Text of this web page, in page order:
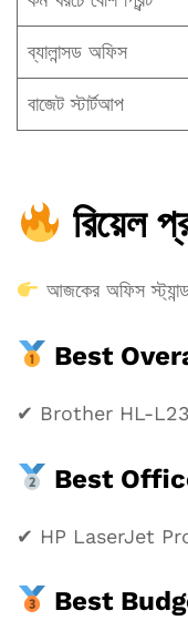
ব্যালান্সড অফিস
বাজেট স্টার্টআপ
রিয়েল
আজকের অফিস
Best
✔ Brother HL-
Best
✔ HP LaserJet
Best